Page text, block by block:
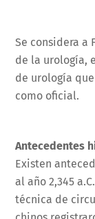
Se considera a
de la urología,
de urología
como oficial.
Antecedentes
Existen
al año 2,345
técnica de